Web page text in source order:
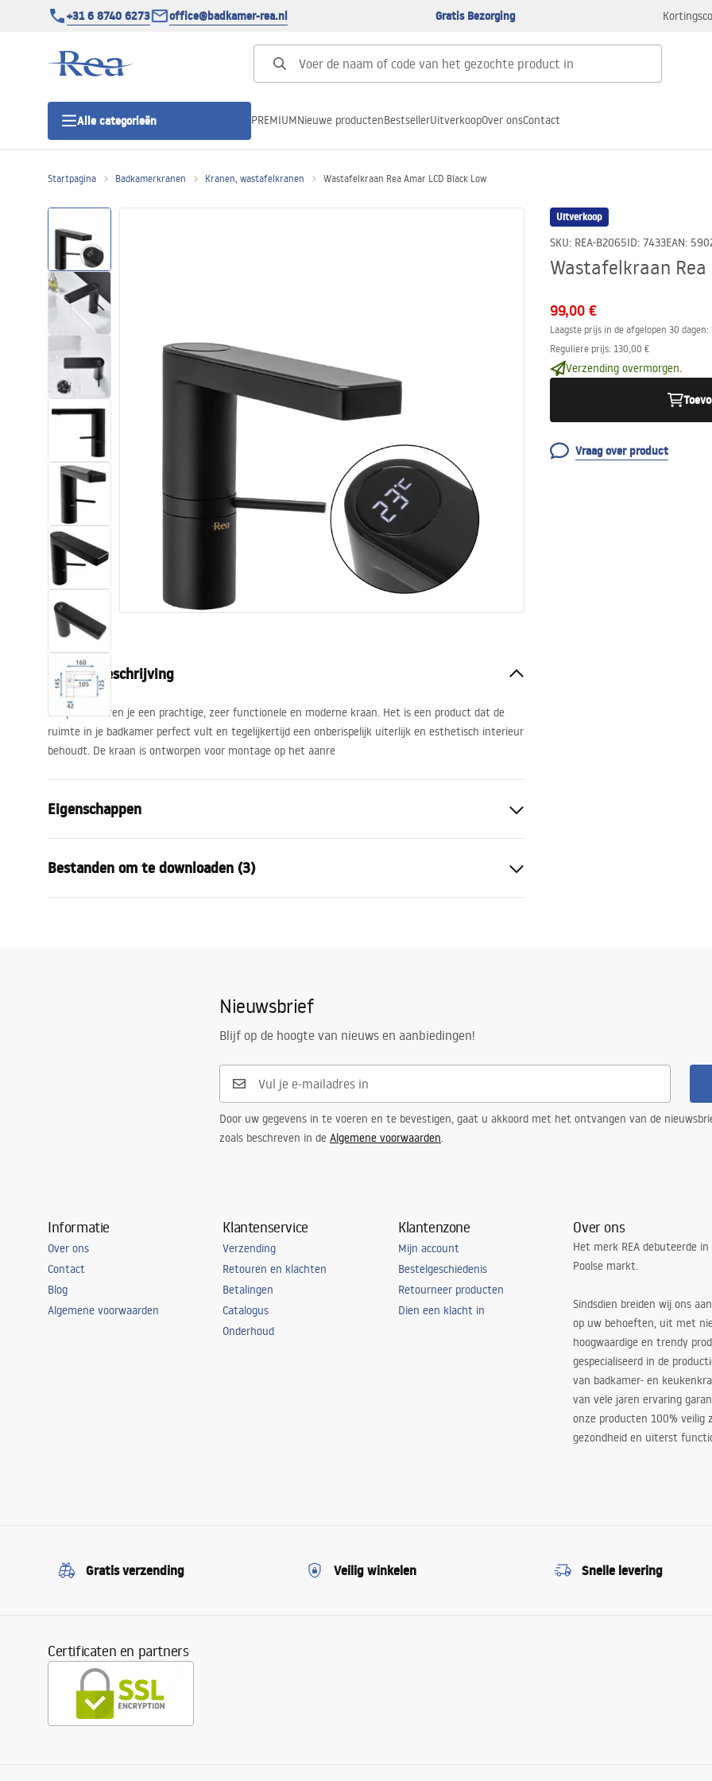
+31 6 8740 6273 office@badkamer-rea.nl Gratis Bezorging
Alle categorieën
Douchebakken
Lineaire Douchegoten
Toiletten
Baden en badwanden
Douches
PREMIUMNieuwe productenBestsellerUitverkoopOver onsContact
Startpagina Badkamerkranen Kranen, wastafelkranen Wastafelkraan Rea Amar LCD Black Low
Uitverkoop
SKU: REA-B2065ID: 7433EAN:
Wastafelkraan Rea
99,00 €
Laagste prijs in de afgelopen 30 dagen:
Reguliere prijs: 130,00 €
Verzending overmorgen.
Vraag over product
Productbeschrijving
We presenteren je een prachtige, zeer functionele en moderne kraan. Het is een product dat de
ruimte in je badkamer perfect vult en tegelijkertijd een onberispelijk uiterlijk en esthetisch interieur
behoudt. De kraan is ontworpen voor montage op het aanre
Eigenschappen
Montagewijze
Kleur
Zwart
145
Electroplating
5 jaar
Bestanden om te downloaden (3)
Safety_Information_Faucets.pdf
Nieuwsbrief
Blijf op de hoogte van nieuws en aanbiedingen!
Door uw gegevens in te voeren en te bevestigen, gaat u akkoord met het ontvangen van de
zoals beschreven in de Algemene voorwaarden.
Informatie
Over ons
Contact
Blog
Algemene voorwaarden
Klantenservice
Verzending
Retouren en klachten
Betalingen
Catalogus
Onderhoud
Klantenzone
Mijn account
Bestelgeschiedenis
Retourneer producten
Dien een klacht in
Over ons
Het merk REA debuteerde
Poolse markt.
Sindsdien breiden wij ons
op uw behoeften, uit met
hoogwaardige en trendy
gespecialiseerd in de
van badkamer- en
van vele jaren ervaring
onze producten 100% veilig
gezondheid en uiterst
Gratis verzending Veilig winkelen Snelle levering
Certificaten en partners